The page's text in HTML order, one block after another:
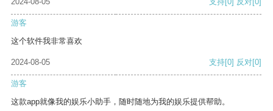
游客
这个软件我非常喜欢
2024-08-05 支持[0] 反对[0]
游客
这款app就像我的娱乐小助手，随时随地为我的娱乐提供帮助。